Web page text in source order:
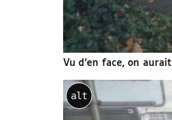
Vu d’en face, on
alt